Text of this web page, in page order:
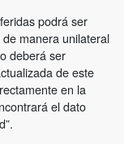
podrá ser
manera unilateral
deberá ser
de este
en la
el dato